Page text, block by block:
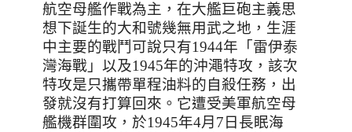
航空母艦作戰為主，在大艦巨砲主義思
想下誕生的大和號幾無用武之地，生涯
中主要的戰鬥可說只有1944年 「 雷伊泰
灣海戰 」 以及1945年的沖澠特攻，該次
特攻是只攜帶單程油料的自殺任務，出
發就沒有打算回來。它遭受美軍航空母
艦機群圍攻，於1945年4月7日長眠海